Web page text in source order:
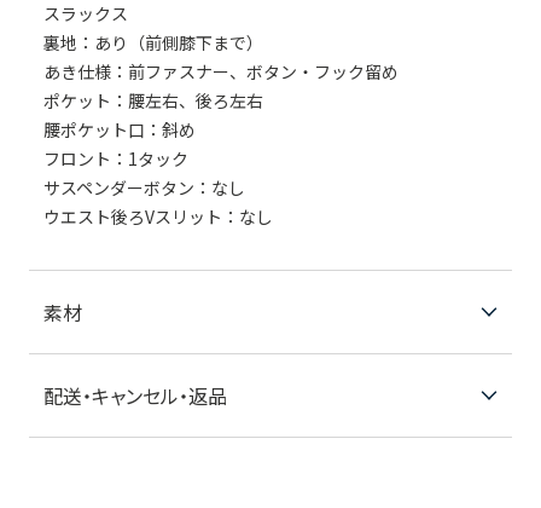
スラックス
裏地：あり（前側膝下まで）
あき仕様：前ファスナー、ボタン・フック留め
ポケット：腰左右、後ろ左右
腰ポケット口：斜め
フロント：1タック
サスペンダーボタン：なし
ウエスト後ろVスリット：なし
素材
配送・キャンセル・返品